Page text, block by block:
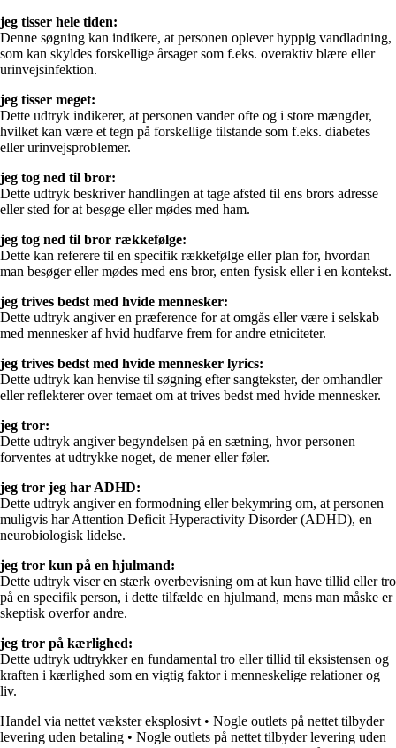
jeg tisser hele tiden:
Denne søgning kan indikere, at personen oplever hyppig vandladning,
som kan skyldes forskellige årsager som f.eks. overaktiv blære eller
urinvejsinfektion.
jeg tisser meget:
Dette udtryk indikerer, at personen vander ofte og i store mængder,
hvilket kan være et tegn på forskellige tilstande som f.eks. diabetes
eller urinvejsproblemer.
jeg tog ned til bror:
Dette udtryk beskriver handlingen at tage afsted til ens brors adresse
eller sted for at besøge eller mødes med ham.
jeg tog ned til bror rækkefølge:
Dette kan referere til en specifik rækkefølge eller plan for, hvordan
man besøger eller mødes med ens bror, enten fysisk eller i en kontekst.
jeg trives bedst med hvide mennesker:
Dette udtryk angiver en præference for at omgås eller være i selskab
med mennesker af hvid hudfarve frem for andre etniciteter.
jeg trives bedst med hvide mennesker lyrics:
Dette udtryk kan henvise til søgning efter sangtekster, der omhandler
eller reflekterer over temaet om at trives bedst med hvide mennesker.
jeg tror:
Dette udtryk angiver begyndelsen på en sætning, hvor personen
forventes at udtrykke noget, de mener eller føler.
jeg tror jeg har ADHD:
Dette udtryk angiver en formodning eller bekymring om, at personen
muligvis har Attention Deficit Hyperactivity Disorder (ADHD), en
neurobiologisk lidelse.
jeg tror kun på en hjulmand:
Dette udtryk viser en stærk overbevisning om at kun have tillid eller tro
på en specifik person, i dette tilfælde en hjulmand, mens man måske er
skeptisk overfor andre.
jeg tror på kærlighed:
Dette udtryk udtrykker en fundamental tro eller tillid til eksistensen og
kraften i kærlighed som en vigtig faktor i menneskelige relationer og
liv.
Handel via nettet vækster eksplosivt • Nogle outlets på nettet tilbyder
levering uden betaling • Nogle outlets på nettet tilbyder levering uden